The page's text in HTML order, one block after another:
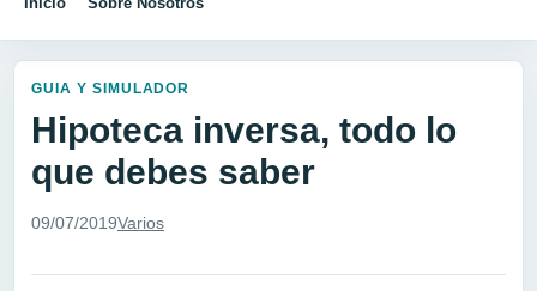
GUIA Y SIMULADOR
Hipoteca inversa, todo lo
que debes saber
09/07/2019Varios